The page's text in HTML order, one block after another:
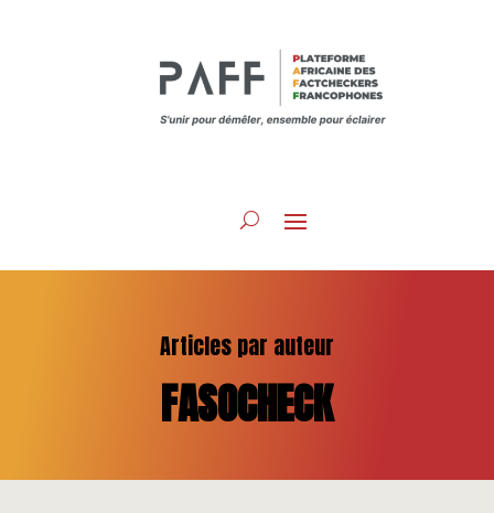
Articles par auteur
FASOCHECK